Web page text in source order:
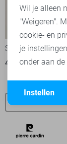
State of Art
40,00 79,95
Wil je alleen
"Weigeren".
cookie- en
je
onder aan
Instellen